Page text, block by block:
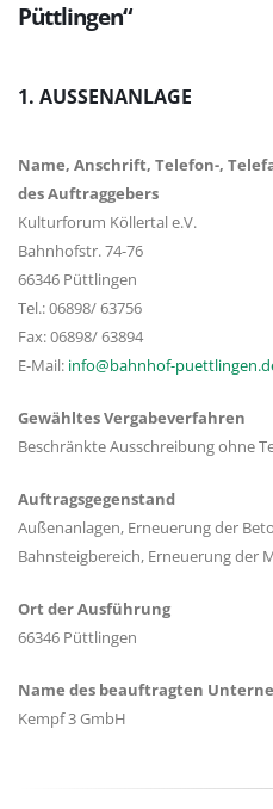
Püttlingen“
1. AUSSENANLAGE
Name, Anschrift, Telefon-,
des Auftraggebers
Kulturforum Köllertal e.V.
Bahnhofstr. 74-76
66346 Püttlingen
Tel.: 06898/ 63756
Fax: 06898/ 63894
E-Mail: info@bahnhof-
Gewähltes Vergabeverfahren
Beschränkte Ausschreibung ohne
Auftragsgegenstand
Außenanlagen, Erneuerung der
Bahnsteigbereich, Erneuerung der
Ort der Ausführung
66346 Püttlingen
Name des beauftragten
Kempf 3 GmbH